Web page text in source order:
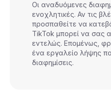
Οι αναδυόμενες
ενοχλητικές. Αν τις
προσπαθείτε να
TikTok μπορεί να σας
εντελώς. Επομένως,
ένα εργαλείο λήψης
διαφημίσεις.